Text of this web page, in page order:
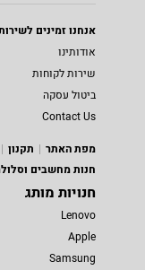
אנחנו זמינים
אודותינו
שירות לקוחות
ביטול עסקה
Contact Us
מפת האתר
תקנון
חנות מחשבים
חנויות מותג
Lenovo
Apple
Samsung